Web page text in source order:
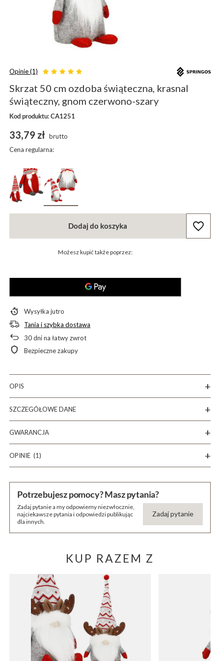
Opinie (1)
Skrzat 50 cm ozdoba świąteczna, krasnal
świąteczny, gnom czerwono-szary
Kod produktu: CA1251
33,79 zł brutto
Cena regularna:
Dodaj do koszyka
Możesz kupić także poprzez:
Wysyłkajutro
Tania i szybka dostawa
30dni na łatwy zwrot
Bezpieczne zakupy
OPIS
SZCZEGÓŁOWE DANE
GWARANCJA
OPINIE (1)
Potrzebujesz pomocy? Masz pytania?
Zadaj pytanie a my odpowiemy niezwłocznie,
najciekawsze pytania i odpowiedzi publikując
dla innych.
Zadaj pytanie
KUP RAZEM Z